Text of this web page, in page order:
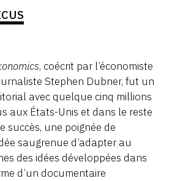
, coécrit par l’économiste
Stephen Dubner, fut un
avec quelque cinq millions
aux États-Unis et dans le reste
succès, une poignée de
saugrenue d’adapter au
des idées développées dans
d’un documentaire